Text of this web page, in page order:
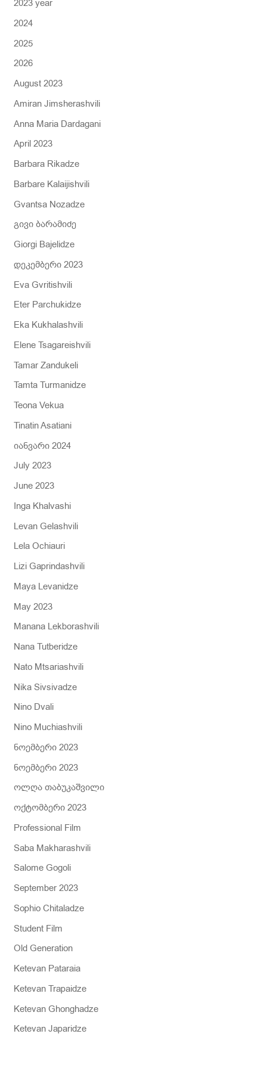
f
o
r
:
2023 year
2024
2025
2026
August 2023
Amiran Jimsherashvili
Anna Maria Dardagani
April 2023
Barbara Rikadze
Barbare Kalaijishvili
Gvantsa Nozadze
გივი ბარამიძე
Giorgi Bajelidze
დეკემბერი 2023
Eva Gvritishvili
Eter Parchukidze
Eka Kukhalashvili
Elene Tsagareishvili
Tamar Zandukeli
Tamta Turmanidze
Teona Vekua
Tinatin Asatiani
იანვარი 2024
July 2023
June 2023
Inga Khalvashi
Levan Gelashvili
Lela Ochiauri
Lizi Gaprindashvili
Maya Levanidze
May 2023
Manana Lekborashvili
Nana Tutberidze
Nato Mtsariashvili
Nika Sivsivadze
Nino Dvali
Nino Muchiashvili
ნოემბერი 2023
ნოემბერი 2023
ოლღა თაბუკაშვილი
ოქტომბერი 2023
Professional Film
Saba Makharashvili
Salome Gogoli
September 2023
Sophio Chitaladze
Student Film
Old Generation
Ketevan Pataraia
Ketevan Trapaidze
Ketevan Ghonghadze
Ketevan Japaridze